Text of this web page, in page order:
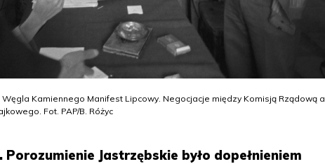
Kamiennego Manifest Lipcowy. Negocjacje między Komisją Rządową a
Fot. PAP/B. Różyc
Jastrzębskie było dopełnieniem